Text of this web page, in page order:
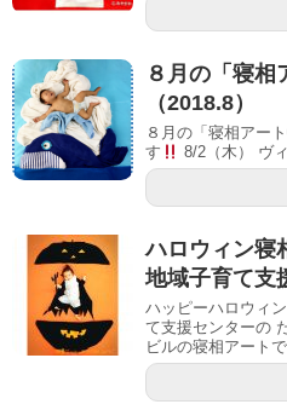
８月の「寝相
（2018.8）
８月の「寝相アー
す
8/2（木） ヴ
ハロウィン寝
地域子育て支
ハッピーハロウィ
て支援センターの
ビルの寝相アート